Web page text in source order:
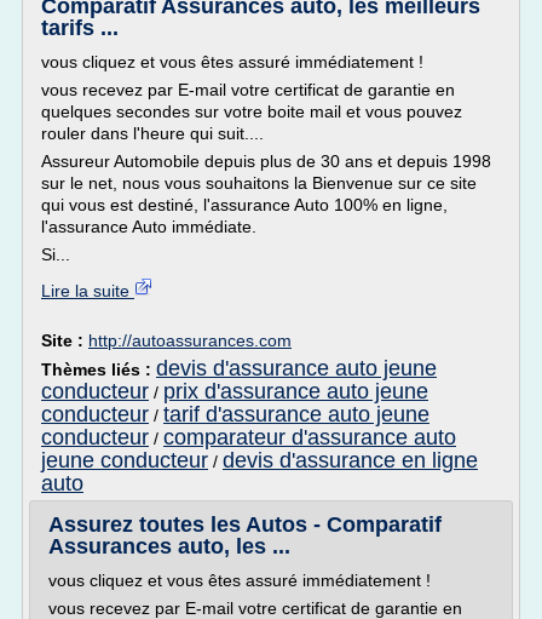
Comparatif Assurances auto, les meilleurs
tarifs ...
vous cliquez et vous êtes assuré immédiatement !
vous recevez par E-mail votre certificat de garantie en
quelques secondes sur votre boite mail et vous pouvez
rouler dans l'heure qui suit....
Assureur Automobile depuis plus de 30 ans et depuis 1998
sur le net, nous vous souhaitons la Bienvenue sur ce site
qui vous est destiné, l'assurance Auto 100% en ligne,
l'assurance Auto immédiate.
Si...
Lire la suite
Site : http://autoassurances.com
Thèmes liés : devis d'assurance auto jeune
conducteur / prix d'assurance auto jeune
conducteur / tarif d'assurance auto jeune
conducteur / comparateur d'assurance auto
jeune conducteur / devis d'assurance en ligne
auto
Assurez toutes les Autos - Comparatif
Assurances auto, les ...
vous cliquez et vous êtes assuré immédiatement !
vous recevez par E-mail votre certificat de garantie en